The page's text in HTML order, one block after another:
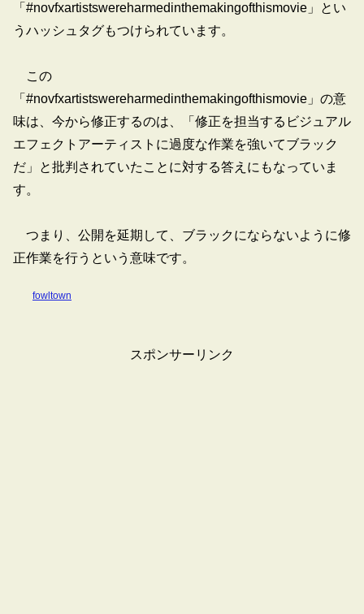
「#novfxartistswereharmedinthemakingofthismovie」とい
うハッシュタグもつけられています。
この
「#novfxartistswereharmedinthemakingofthismovie」の意
味は、今から修正するのは、「修正を担当するビジュアル
エフェクトアーティストに過度な作業を強いてブラック
だ」と批判されていたことに対する答えにもなっていま
す。
つまり、公開を延期して、ブラックにならないように修
正作業を行うという意味です。
fowltown
スポンサーリンク